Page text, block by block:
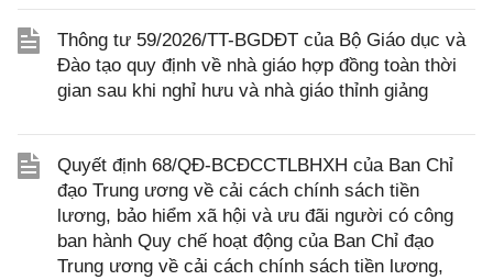
Thông tư 59/2026/TT-BGDĐT của Bộ Giáo dục và
Đào tạo quy định về nhà giáo hợp đồng toàn thời
gian sau khi nghỉ hưu và nhà giáo thỉnh giảng
Quyết định 68/QĐ-BCĐCCTLBHXH của Ban Chỉ
đạo Trung ương về cải cách chính sách tiền
lương, bảo hiểm xã hội và ưu đãi người có công
ban hành Quy chế hoạt động của Ban Chỉ đạo
Trung ương về cải cách chính sách tiền lương,